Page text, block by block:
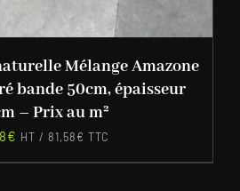
Mélange Amazone
bande 50cm, épaisseur
– Prix au m²
€ HT / 81,58€ TTC